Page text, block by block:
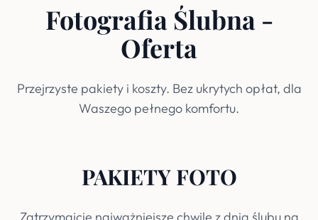
Fotografia Ślubna -
Oferta
Przejrzyste pakiety i koszty. Bez ukrytych opłat, dla
Waszego pełnego komfortu.
PAKIETY FOTO